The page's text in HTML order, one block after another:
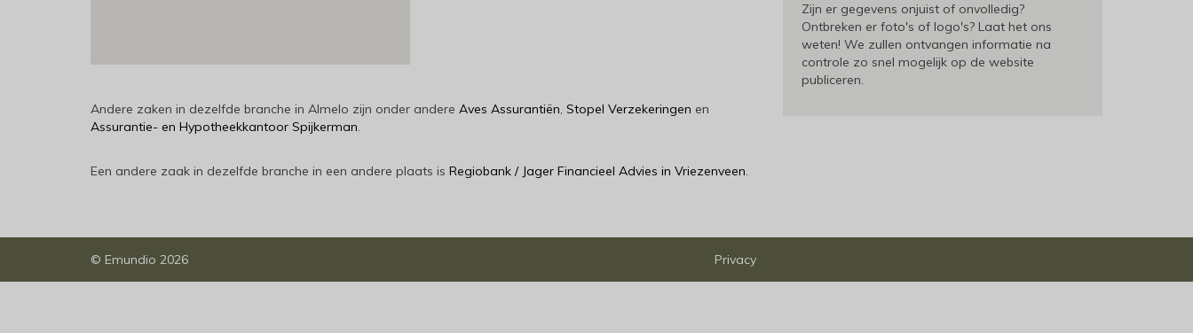
Andere zaken in dezelfde branche in Almelo zijn onder andere Aves Assurantiën, Stopel Verzekeringen en
Assurantie- en Hypotheekkantoor Spijkerman.
Een andere zaak in dezelfde branche in een andere plaats is Regiobank / Jager Financieel Advies in Vriezenveen.
Zijn er gegevens onjuist of onvolledig?
Ontbreken er foto's of logo's? Laat het ons
weten! We zullen ontvangen informatie na
controle zo snel mogelijk op de website
publiceren.
© Emundio 2026 Privacy